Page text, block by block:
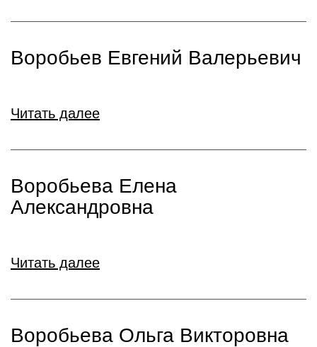
Воробьев Евгений Валерьевич
Читать далее
Воробьева Елена
Александровна
Читать далее
Воробьева Ольга Викторовна